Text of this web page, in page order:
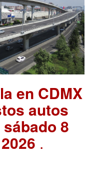
en CDMX
autos
8
.